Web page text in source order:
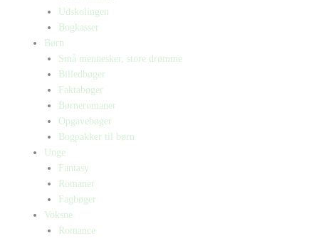
Udskolingen
Bogkasser
Børn
Små mennesker, store drømme
Billedbøger
Faktabøger
Børneromaner
Opgavebøger
Bogpakker til børn
Unge
Fantasy
Romaner
Fagbøger
Voksne
Romance